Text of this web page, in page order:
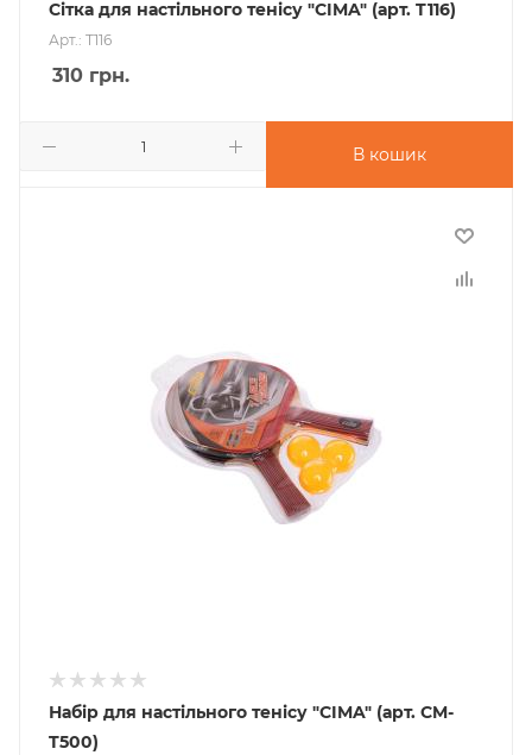
Сітка для настільного тенісу "CIMA" (арт. T116)
Арт.: T116
310 грн.
В кошик
Набір для настільного тенісу "CIMA" (арт. CM-
T500)